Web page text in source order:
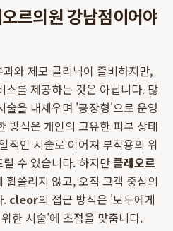
르의원 강남점이어야
와 제모 클리닉이 즐비하지만,
스를 제공하는 것은 아닙니다. 많
술을 내세우며 '공장형'으로 운영
방식은 개인의 고유한 피부 상태
적인 시술로 이어져 부작용의 위
수 있습니다. 하지만클레오르
휩쓸리지 않고, 오직 고객 중심의
. cleor의 접근 방식은 '모두에게
한 시술'에 초점을 맞춥니다.